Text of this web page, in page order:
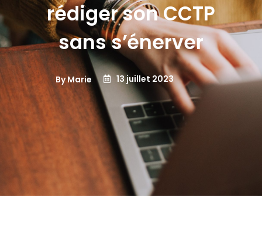
rédiger son CCTP
sans s’énerver
By Marie 13 juillet 2023